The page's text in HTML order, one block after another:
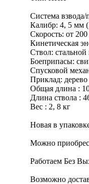
Система
Калибр: 4, 5 мм
Скорость: от
Кинетическая
Ствол: стальной
Боеприпасы:
Спусковой
Приклад: дерево
Общая длина :
Длина ствола :
Вес : 2, 8 кг
Новая в
Можно
Работаем Без
Возможно